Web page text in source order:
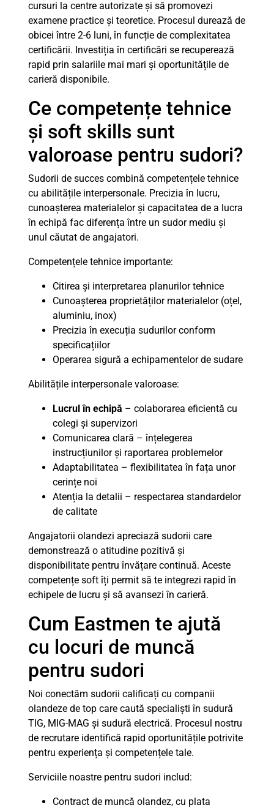
cursuri la centre autorizate și să promovezi
examene practice și teoretice. Procesul durează de
obicei între 2-6 luni, în funcție de complexitatea
certificării. Investiția în certificări se recuperează
rapid prin salariile mai mari și oportunitățile de
carieră disponibile.
Ce competențe tehnice
și soft skills sunt
valoroase pentru sudori?
Sudorii de succes combină competențele tehnice
cu abilitățile interpersonale. Precizia în lucru,
cunoașterea materialelor și capacitatea de a lucra
în echipă fac diferența între un sudor mediu și
unul căutat de angajatori.
Competențele tehnice importante:
Citirea și interpretarea planurilor tehnice
Cunoașterea proprietăților materialelor (oțel,
aluminiu, inox)
Precizia în execuția sudurilor conform
specificațiilor
Operarea sigură a echipamentelor de sudare
Abilitățile interpersonale valoroase:
Lucrul în echipă – colaborarea eficientă cu
colegi și supervizori
Comunicarea clară – înțelegerea
instrucțiunilor și raportarea problemelor
Adaptabilitatea – flexibilitatea în fața unor
cerințe noi
Atenția la detalii – respectarea standardelor
de calitate
Angajatorii olandezi apreciază sudorii care
demonstrează o atitudine pozitivă și
disponibilitate pentru învățare continuă. Aceste
competențe soft îți permit să te integrezi rapid în
echipele de lucru și să avansezi în carieră.
Cum Eastmen te ajută
cu locuri de muncă
pentru sudori
Noi conectăm sudorii calificați cu companii
olandeze de top care caută specialiști în sudură
TIG, MIG-MAG și sudură electrică. Procesul nostru
de recrutare identifică rapid oportunitățile potrivite
pentru experiența și competențele tale.
Serviciile noastre pentru sudori includ:
Contract de muncă olandez, cu plata